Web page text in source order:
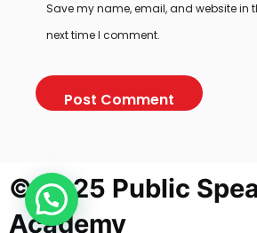
Save my name, email, and website in
next time I comment.
© 2025 Public
Academy